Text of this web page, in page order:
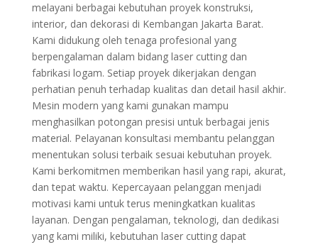
melayani berbagai kebutuhan proyek konstruksi,
interior, dan dekorasi di Kembangan Jakarta Barat.
Kami didukung oleh tenaga profesional yang
berpengalaman dalam bidang laser cutting dan
fabrikasi logam. Setiap proyek dikerjakan dengan
perhatian penuh terhadap kualitas dan detail hasil akhir.
Mesin modern yang kami gunakan mampu
menghasilkan potongan presisi untuk berbagai jenis
material. Pelayanan konsultasi membantu pelanggan
menentukan solusi terbaik sesuai kebutuhan proyek.
Kami berkomitmen memberikan hasil yang rapi, akurat,
dan tepat waktu. Kepercayaan pelanggan menjadi
motivasi kami untuk terus meningkatkan kualitas
layanan. Dengan pengalaman, teknologi, dan dedikasi
yang kami miliki, kebutuhan laser cutting dapat